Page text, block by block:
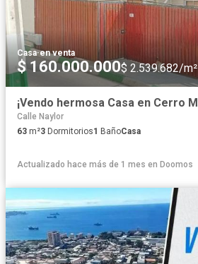
Casa·en venta
$ 160.000.000$ 2.539.682/m²
Calle Naylor
63 m²3 Dormitorios1 BañoCasa
Actualizado hace más de 1 mes en Doomos